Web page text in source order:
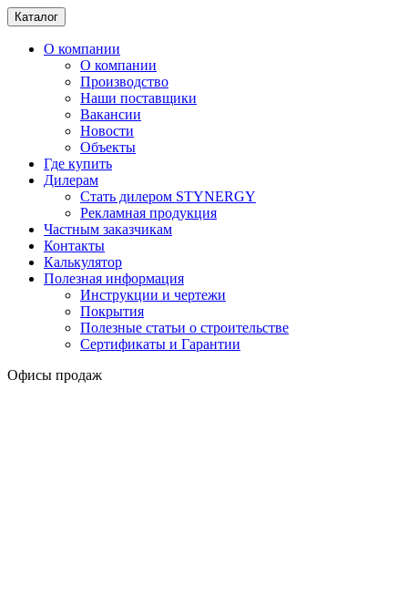
Каталог
О компании
О компании
Производство
Наши поставщики
Вакансии
Новости
Объекты
Где купить
Дилерам
Стать дилером STYNERGY
Рекламная продукция
Частным заказчикам
Контакты
Калькулятор
Полезная информация
Инструкции и чертежи
Покрытия
Полезные статьи о строительстве
Сертификаты и Гарантии
Офисы продаж